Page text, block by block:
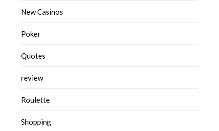
New Casinos
Poker
Quotes
review
Roulette
Shopping